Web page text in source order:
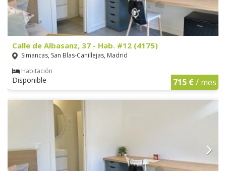
Calle de Albasanz, 37 - Hab. #12 (4175)
Simancas, San Blas-Canillejas, Madrid
Habitación
Disponible 715 €/ mes